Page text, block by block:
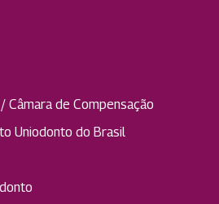
Câmara de Compensação
Uniodonto do Brasil